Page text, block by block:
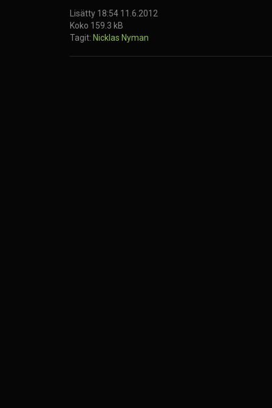
Lisätty 18:54 11.6.2012
Koko 159.3 kB
Tagit: Nicklas Nyman